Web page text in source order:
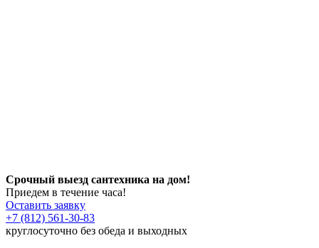
Срочный выезд сантехника на дом!
Приедем в течение часа!
Оставить заявку
+7 (812) 561-30-83
круглосуточно без обеда и выходных